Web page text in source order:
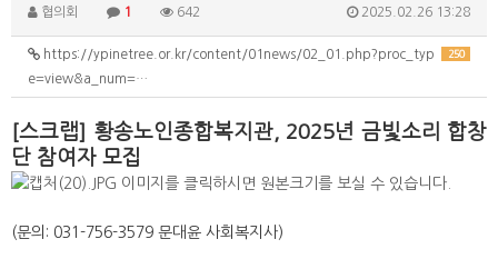
협의회 1 642 2025.02.26 13:28
250
https://ypinetree.or.kr/content/01news/02_01.php?proc_typ
e=view&a_num=…
[스크랩] 황송노인종합복지관, 2025년 금빛소리 합창
단 참여자 모집
(문의: 031-756-3579 문대윤 사회복지사)